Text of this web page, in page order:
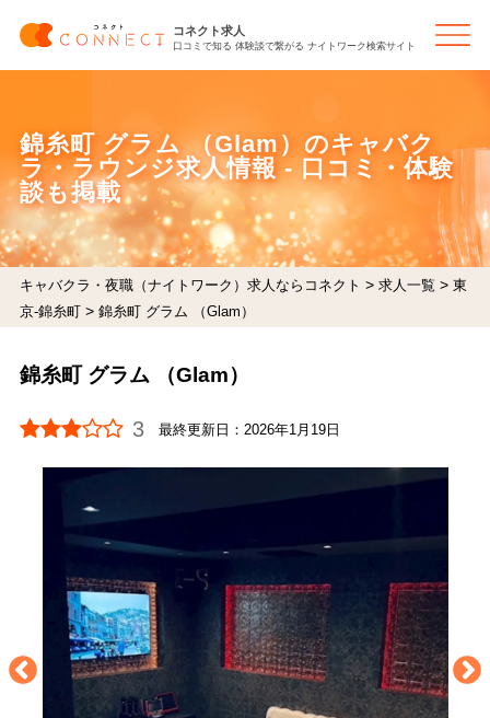
コネクト求人
口コミで知る 体験談で繋がる ナイトワーク検索サイト
錦糸町 グラム （Glam）のキャバク
ラ・ラウンジ求人情報 - 口コミ・体験
談も掲載
キャバクラ・夜職（ナイトワーク）求人ならコネクト > 求人一覧 > 東
京-錦糸町> 錦糸町 グラム （Glam）
錦糸町 グラム （Glam）
3 最終更新日：2026年1月19日